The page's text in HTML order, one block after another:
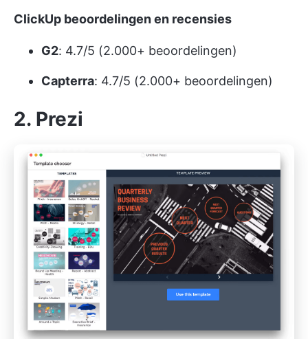
ClickUp beoordelingen en recensies
G2: 4.7/5 (2.000+ beoordelingen)
Capterra: 4.7/5 (2.000+ beoordelingen)
2. Prezi